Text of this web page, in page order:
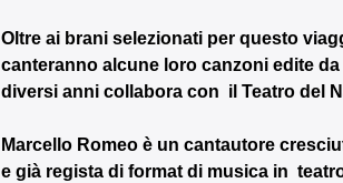
Oltre ai brani selezionati per questo
canteranno alcune loro canzoni edite
diversi anni collabora con  il Teatro del
Marcello Romeo è un cantautore
e già regista di format di musica in